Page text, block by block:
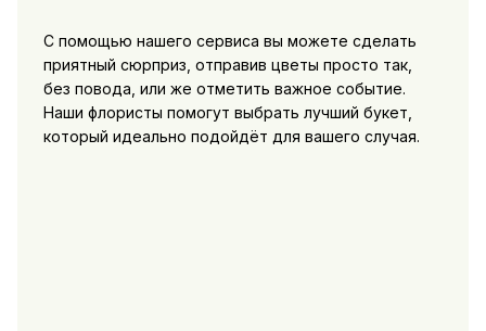
С помощью нашего сервиса вы можете сделать
приятный сюрприз, отправив цветы просто так,
без повода, или же отметить важное событие.
Наши флористы помогут выбрать лучший букет,
который идеально подойдёт для вашего случая.